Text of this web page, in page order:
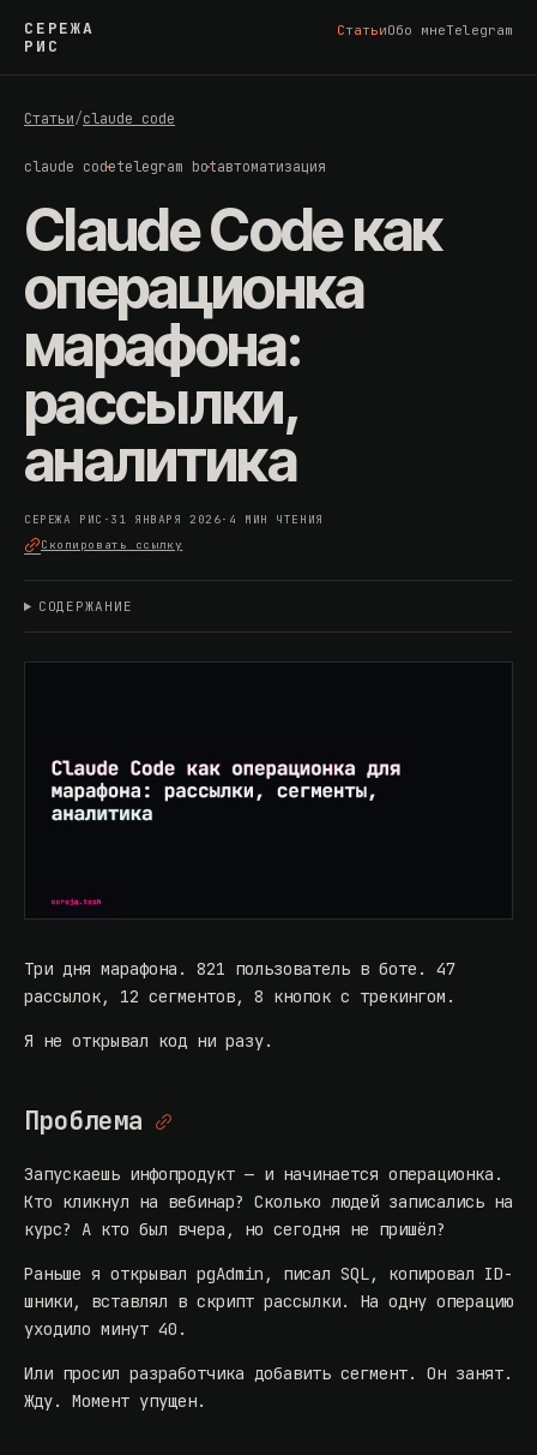
СЕРЕЖА
РИС
СтатьиОбо мнеTelegram
Статьи/claude code
claude codetelegram botавтоматизация
Claude Code как
операционка
марафона:
рассылки,
аналитика
СЕРЕЖА РИС · 31 ЯНВАРЯ 2026· 4 МИН ЧТЕНИЯ
Скопировать ссылку
СОДЕРЖАНИЕ
Три дня марафона. 821 пользователь в боте. 47
рассылок, 12 сегментов, 8 кнопок с трекингом.
Я не открывал код ни разу.
Проблема
Запускаешь инфопродукт — и начинается операционка.
Кто кликнул на вебинар? Сколько людей записались на
курс? А кто был вчера, но сегодня не пришёл?
Раньше я открывал pgAdmin, писал SQL, копировал ID-
шники, вставлял в скрипт рассылки. На одну операцию
уходило минут 40.
Или просил разработчика добавить сегмент. Он занят.
Жду. Момент упущен.